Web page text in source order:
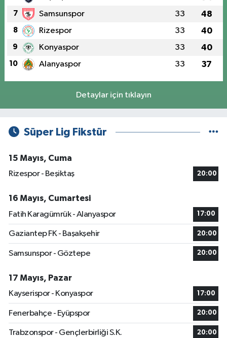
7 Samsunspor 33 48
8 Rizespor 33 40
9 Konyaspor 33 40
10 Alanyaspor 33 37
Detaylar için tıklayın
Süper Lig Fikstür
15 Mayıs, Cuma
Rizespor - Beşiktaş
20:00
16 Mayıs, Cumartesi
Fatih Karagümrük - Alanyaspor
17:00
Gaziantep FK - Başakşehir 20:00
Samsunspor - Göztepe 20:00
17 Mayıs, Pazar
Kayserispor - Konyaspor
17:00
Fenerbahçe - Eyüpspor 20:00
Trabzonspor - Gençlerbirliği S.K. 20:00